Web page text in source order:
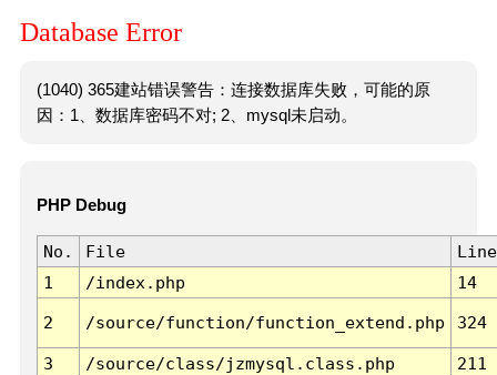
Database Error
(1040) 365建站错误警告：连接数据库失败，可能的原
因：1、数据库密码不对; 2、mysql未启动。
PHP Debug
No. File
Line
1
/index.php 14
2 /source/function/function_extend.php 324
3 /source/class/jzmysql.class.php
211